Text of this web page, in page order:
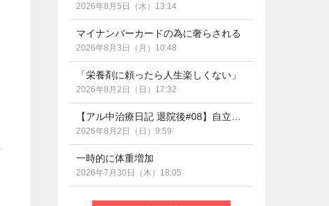
2026年8月5日（水）13:14
マイナンバーカードの為に奢らされる
2026年8月3日（月）10:48
「栄養剤に頼ったら人生楽しくない」
2026年8月2日（日）17:32
2026年8月2日（日）9:59
一時的に体重増加
2026年7月30日（木）18:05